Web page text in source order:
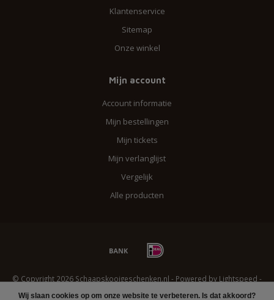
Wij slaan cookies op om onze website te verbeteren. Is dat akkoord?
Klantenservice
Sitemap
Onze winkel
Mijn account
Account informatie
Mijn bestellingen
Mijn tickets
Mijn verlanglijst
Vergelijk
Alle producten
© Copyright 2026 Schaapskooigeschenken.nl - Powered by Lightspeed -
Lightspeed designbyDyvelopment